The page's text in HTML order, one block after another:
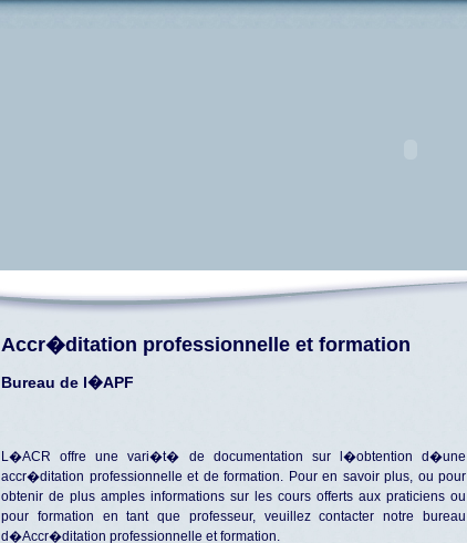
Accr�ditation professionnelle et formation
Bureau de l�APF
L�ACR offre une vari�t� de documentation sur l�obtention d�une
accr�ditation professionnelle et de formation. Pour en savoir plus, ou pour
obtenir de plus amples informations sur les cours offerts aux praticiens ou
pour formation en tant que professeur, veuillez contacter notre bureau
d�Accr�ditation professionnelle et formation.